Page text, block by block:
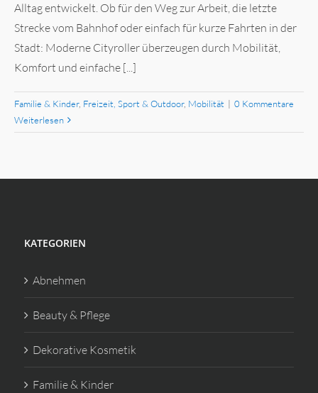
Alltag entwickelt. Ob für den Weg zur Arbeit, die letzte
Strecke vom Bahnhof oder einfach für kurze Fahrten in der
Stadt: Moderne Cityroller überzeugen durch Mobilität,
Komfort und einfache [...]
Familie & Kinder, Freizeit, Sport & Outdoor, Mobilität | 0 Kommentare
Weiterlesen
KATEGORIEN
Abnehmen
Beauty & Pflege
Dekorative Kosmetik
Familie & Kinder